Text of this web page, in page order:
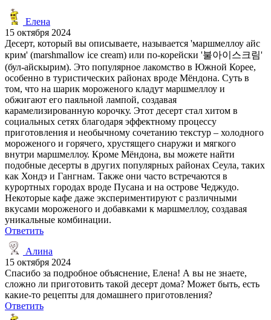
Елена
15 октября 2024
Десерт, который вы описываете, называется 'маршмеллоу айс
крим' (marshmallow ice cream) или по-корейски '불아이스크림'
(бул-айскырим). Это популярное лакомство в Южной Корее,
особенно в туристических районах вроде Мёндона. Суть в
том, что на шарик мороженого кладут маршмеллоу и
обжигают его паяльной лампой, создавая
карамелизированную корочку. Этот десерт стал хитом в
социальных сетях благодаря эффектному процессу
приготовления и необычному сочетанию текстур – холодного
мороженого и горячего, хрустящего снаружи и мягкого
внутри маршмеллоу. Кроме Мёндона, вы можете найти
подобные десерты в других популярных районах Сеула, таких
как Хондэ и Гангнам. Также они часто встречаются в
курортных городах вроде Пусана и на острове Чеджудо.
Некоторые кафе даже экспериментируют с различными
вкусами мороженого и добавками к маршмеллоу, создавая
уникальные комбинации.
Ответить
Алина
15 октября 2024
Спасибо за подробное объяснение, Елена! А вы не знаете,
сложно ли приготовить такой десерт дома? Может быть, есть
какие-то рецепты для домашнего приготовления?
Ответить